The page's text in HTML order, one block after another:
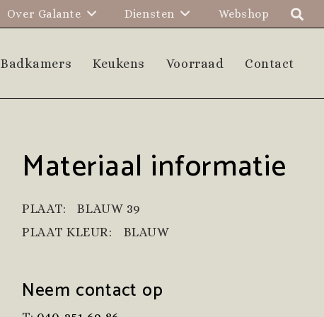
Over Galante Diensten Webshop
Badkamers Keukens Voorraad Contact
Materiaal informatie
PLAAT:
BLAUW 39
PLAAT KLEUR:
BLAUW
Neem contact op